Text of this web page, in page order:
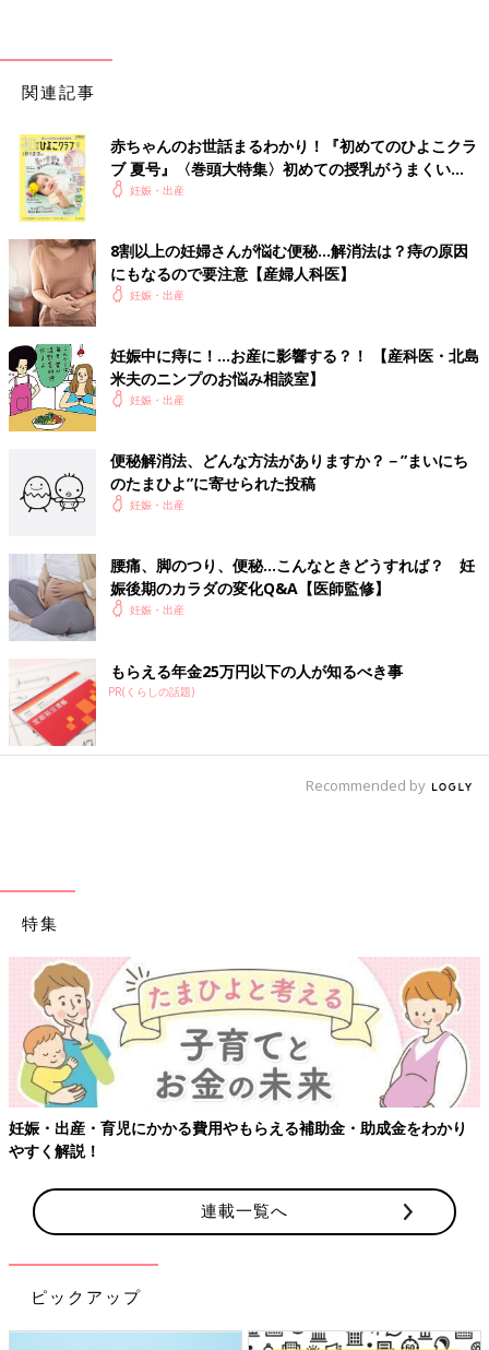
関連記事
赤ちゃんのお世話まるわかり！『初めてのひよこクラ
ブ 夏号』〈巻頭大特集〉初めての授乳がうまくい
く！ おっぱい・ミルクの基本と夏のトラブル 解決テ
妊娠・出産
8割以上の妊婦さんが悩む便秘…解消法は？痔の原因
にもなるので要注意【産婦人科医】
妊娠・出産
妊娠中に痔に！…お産に影響する？！ 【産科医・北島
米夫のニンプのお悩み相談室】
妊娠・出産
便秘解消法、どんな方法がありますか？－”まいにち
のたまひよ”に寄せられた投稿
妊娠・出産
腰痛、脚のつり、便秘…こんなときどうすれば？ 妊
娠後期のカラダの変化Q&A【医師監修】
妊娠・出産
もらえる年金25万円以下の人が知るべき事
PR(くらしの話題)
Recommended by
特集
【ワクチン接種できるものも】妊婦の感染症対策、知っておい
連載一覧へ
ピックアップ